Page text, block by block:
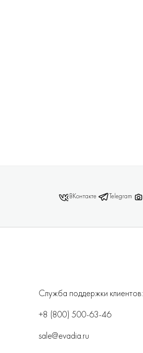
ВКонтакте Telegram
Служба поддержки клиентов:
+8 (800) 500-63-46
sale@evadia.ru